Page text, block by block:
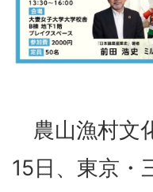
農山漁村文
15日、東京・